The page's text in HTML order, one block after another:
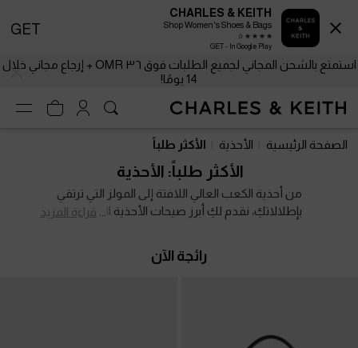
استمتع بالشحن المجاني لجميع الطلبات فوق ٣٦ OMR + إرجاع مجاني خلال
14 يومًا!
14 يومًا!
الصفحة الرئيسية الأحذية الأكثر طلباً
الأكثر طلباً: الأحذية
من أحذية الكعب العالي اللافتة إلى المولز التي ترتقي
بإطلالاتكِ، نقدم لكِ أبرز صيحات الأحذية الرائجة لهذا
تنضم إلى خزانة أناقتكِ. تحت إشراف خبرائنا، صُممت هذه
قراءة المزيد
رائجة الآن
CHARLES & KEITH
Shop Women's Shoes & Bags
GET - In Google Play
GET